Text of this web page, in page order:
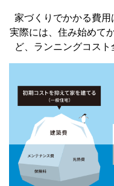
家づくりでかかる費用
実際には、住み始めて
ど、ランニングコスト